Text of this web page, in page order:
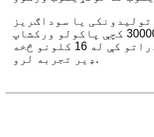
یا سوداګریز
شرکت دی؟ الف: موږ د 300000 کچې پاکولو ورکشاپ
سره تولید کوو او په صادراتو کې له 16 کلونو څخه
ډیر تجربه لرو.